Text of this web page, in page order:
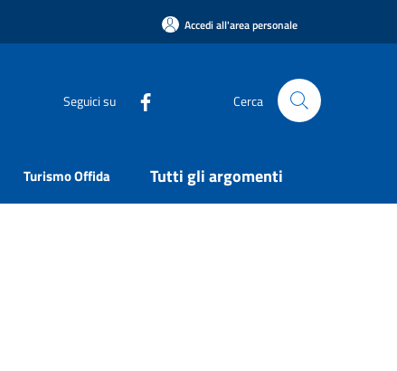
Accedi all'area personale
Seguici su Cerca
Turismo Offida Tutti gli argomenti